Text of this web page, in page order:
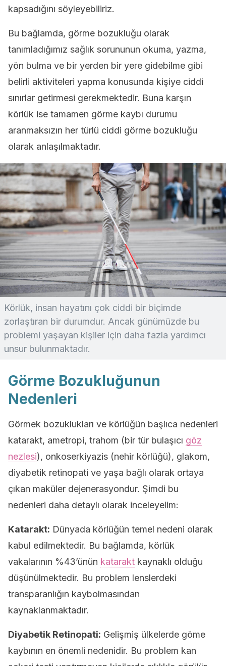
kapsadığını söyleyebiliriz.
Bu bağlamda, görme bozukluğu olarak
tanımladığımız sağlık sorununun okuma, yazma,
yön bulma ve bir yerden bir yere gidebilme gibi
belirli aktiviteleri yapma konusunda kişiye ciddi
sınırlar getirmesi gerekmektedir. Buna karşın
körlük ise tamamen görme kaybı durumu
aranmaksızın her türlü ciddi görme bozukluğu
olarak anlaşılmaktadır.
Körlük, insan hayatını çok ciddi bir biçimde
zorlaştıran bir durumdur. Ancak günümüzde bu
problemi yaşayan kişiler için daha fazla yardımcı
unsur bulunmaktadır.
Görme Bozukluğunun
Nedenleri
Görmek bozuklukları ve körlüğün başlıca nedenleri
katarakt, ametropi, trahom (bir tür bulaşıcı göz
nezlesi), onkoserkiyazis (nehir körlüğü), glakom,
diyabetik retinopati ve yaşa bağlı olarak ortaya
çıkan maküler dejenerasyondur. Şimdi bu
nedenleri daha detaylı olarak inceleyelim:
Katarakt: Dünyada körlüğün temel nedeni olarak
kabul edilmektedir. Bu bağlamda, körlük
vakalarının %43’ünün katarakt kaynaklı olduğu
düşünülmektedir. Bu problem lenslerdeki
transparanlığın kaybolmasından
kaynaklanmaktadır.
Diyabetik Retinopati: Gelişmiş ülkelerde göme
kaybının en önemli nedenidir. Bu problem kan